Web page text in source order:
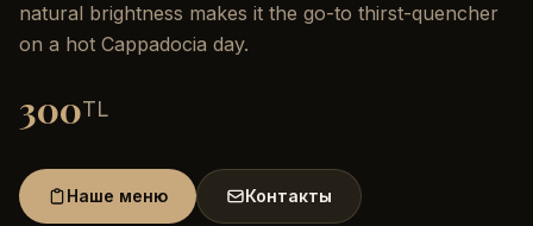
natural brightness makes it the go-to thirst-quencher
on a hot Cappadocia day.
300TL
Наше меню Контакты